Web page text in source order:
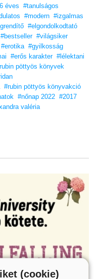
éves
#tanulságos
#modern #izgalmas
#elgondolkodtató
#bestseller #világsiker
#erotika #gyilkosság
#erős karakter #lélektani
pöttyös könyvek
#rubin pöttyös könyvakció
#nőnap 2022 #2017
valéria
(cookie)